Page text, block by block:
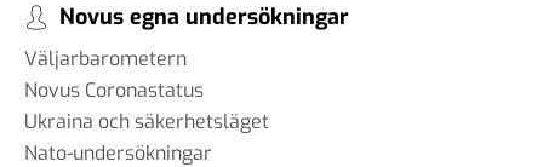
Novus egna undersökningar
Väljarbarometern
Novus Coronastatus
Ukraina och säkerhetsläget
Nato-undersökningar